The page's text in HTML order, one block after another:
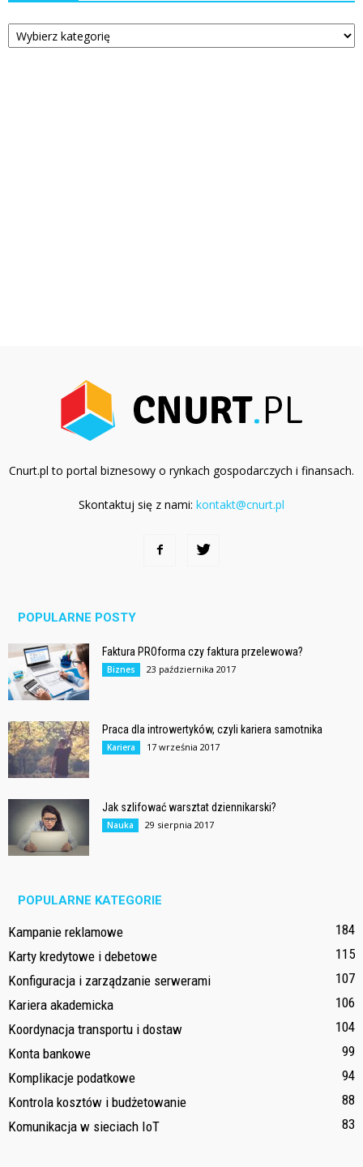
Kategorie
Cnurt.pl to portal biznesowy o rynkach gospodarczych i finansach.
Skontaktuj się z nami: kontakt@cnurt.pl
POPULARNE POSTY
Faktura PROforma czy faktura przelewowa?
Biznes 23 października 2017
Praca dla introwertyków, czyli kariera samotnika
Kariera 17 września 2017
Jak szlifować warsztat dziennikarski?
Nauka 29 sierpnia 2017
POPULARNE KATEGORIE
Kampanie reklamowe
184
Karty kredytowe i debetowe
115
Konfiguracja i zarządzanie serwerami
107
Kariera akademicka
106
Koordynacja transportu i dostaw
104
Konta bankowe
99
Komplikacje podatkowe
94
Kontrola kosztów i budżetowanie
88
Komunikacja w sieciach IoT
83